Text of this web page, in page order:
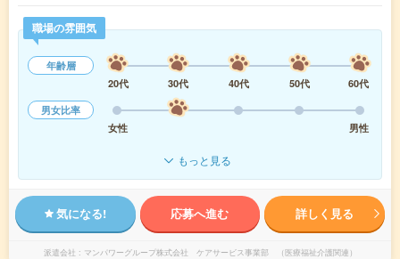
職場の雰囲気
年齢層
20代
30代 40代 50代
60代
男女比率
女性
男性
もっと見る
気になる! 応募へ進む 詳しく見る
派遣会社 マンパワーグループ株式会社 ケアサービス事業部 （医療福祉介護関連）